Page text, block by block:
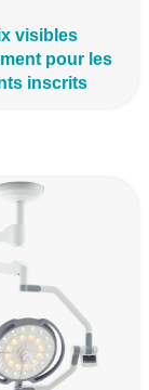
visibles
pour les
inscrits